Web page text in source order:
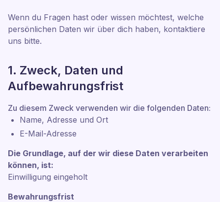
Wenn du Fragen hast oder wissen möchtest, welche
persönlichen Daten wir über dich haben, kontaktiere
uns bitte.
1. Zweck, Daten und
Aufbewahrungsfrist
Zu diesem Zweck verwenden wir die folgenden Daten:
Name, Adresse und Ort
E-Mail-Adresse
Die Grundlage, auf der wir diese Daten verarbeiten
können, ist:
Einwilligung eingeholt
Bewahrungsfrist